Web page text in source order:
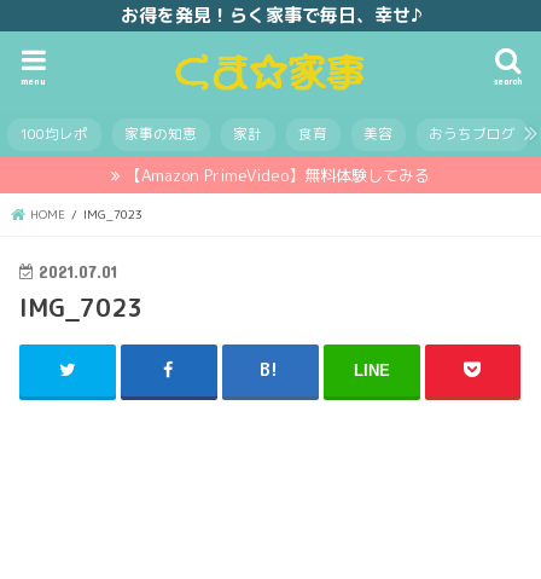
お得を発見！らく家事で毎日、幸せ♪
search
menu
100均レポ 家事の知恵 家計 食育 美容 おうちブログ
【Amazon PrimeVideo】無料体験してみる
HOME IMG_7023
2021.07.01
IMG_7023
LINE